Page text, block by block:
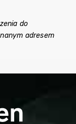
do
adresem